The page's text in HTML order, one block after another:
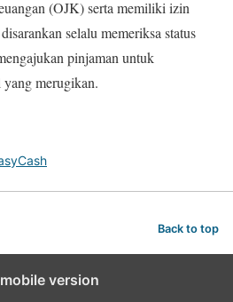
(OJK) serta memiliki izin
selalu memeriksa status
pinjaman untuk
merugikan.
Back to top
version